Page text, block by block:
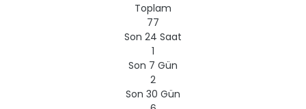
Toplam
77
Son 24 Saat
1
Son 7 Gün
2
Son 30 Gün